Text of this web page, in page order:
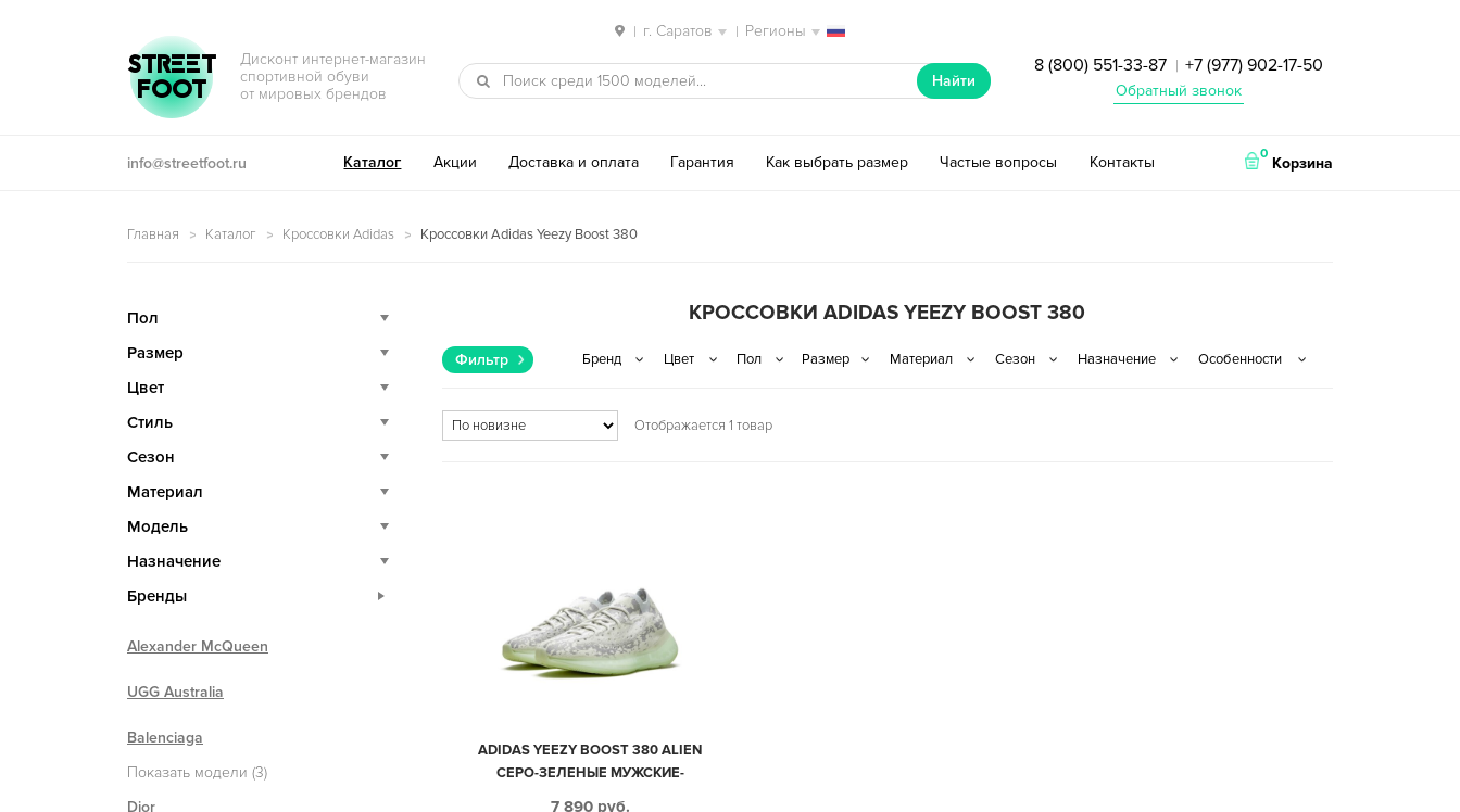
| г. Саратов | Регионы
Перейти к навигации
Перейти к содержимому
STREET
FOOT
Дисконт интернет-магазин
спортивной обуви
от мировых брендов
Найти
8 (800) 551-33-87 | +7 (977) 902-17-50
Обратный звонок
info@streetfoot.ru Каталог Акции Доставка и оплата Гарантия Как выбрать размер Частые вопросы Контакты 0
Корзина
Главная Каталог Кроссовки Adidas Кроссовки Adidas Yeezy Boost 380
КРОССОВКИ ADIDAS YEEZY BOOST 380
Фильтр
Отображается 1 товар
ADIDAS YEEZY BOOST 380 ALIEN
СЕРО-ЗЕЛЕНЫЕ МУЖСКИЕ-
7 890 руб.
Пол
Размер
Цвет
Стиль
Сезон
Материал
Модель
Назначение
Бренды
Alexander McQueen
UGG Australia
Balenciaga
Показать модели (3)
Dior